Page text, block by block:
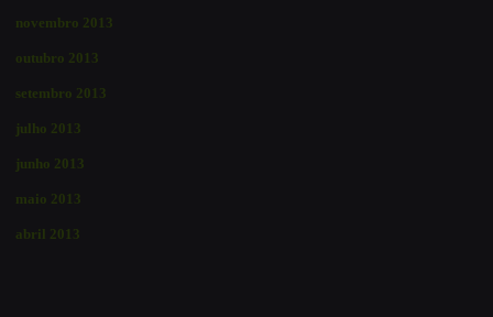
novembro 2013
outubro 2013
setembro 2013
julho 2013
junho 2013
maio 2013
abril 2013